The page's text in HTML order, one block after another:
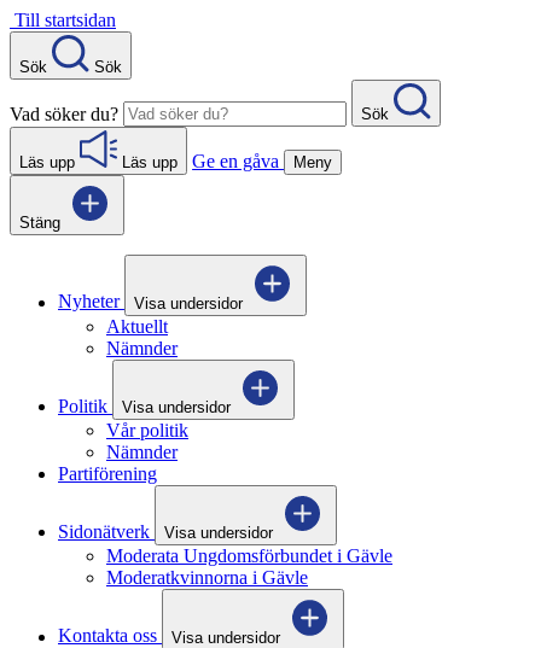
Gå
direkt
till
innehåll
Till startsidan
Sök Sök
Vad söker du? Sök
Läs upp Läs upp Ge en gåva Meny
Stäng
Nyheter Visa undersidor
Aktuellt
Nämnder
Politik Visa undersidor
Vår politik
Nämnder
Partiförening
Sidonätverk Visa undersidor
Moderata Ungdomsförbundet i Gävle
Moderatkvinnorna i Gävle
Kontakta oss Visa undersidor